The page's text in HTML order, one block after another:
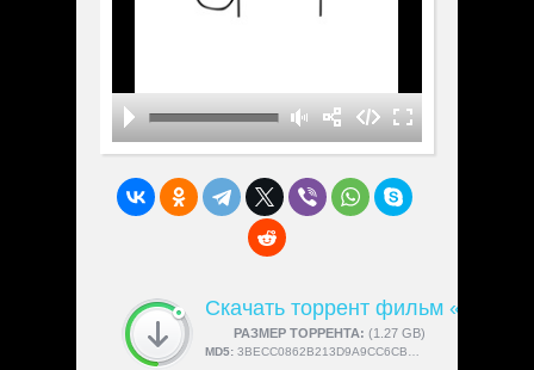
Скачать торрент фильм «Le
РАЗМЕР ТОРРЕНТА: (1.27 GB)
СКАЧАЛИ:4189
MD5: 3BECC0862B213D9A9CC6CBE450D4F034